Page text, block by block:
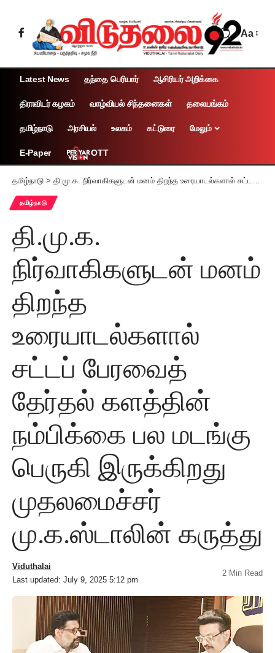
Aa
Latest News தந்தை பெரியார் ஆசிரியர் அறிக்கை
திராவிடர் கழகம் வாழ்வியல் சிந்தனைகள் தலையங்கம்
தமிழ்நாடு அரசியல் உலகம் கட்டுரை மேலும்
E-Paper OTT
தமிழ்நாடு > தி.மு.க. நிர்வாகிகளுடன் மனம் திறந்த உரையாடல்களால் சட்டப் பேரவைத் தேர்தல் களத்தின் நம்பிக்கை பல மடங்கு பெருகி இருக்கிறது முதலமைச்சர் மு.க.ஸ்டாலின் கருத்து
தமிழ்நாடு
தி.மு.க.
நிர்வாகிகளுடன் மனம்
திறந்த
உரையாடல்களால்
சட்டப் பேரவைத்
தேர்தல் களத்தின்
நம்பிக்கை பல மடங்கு
பெருகி இருக்கிறது
முதலமைச்சர்
மு.க.ஸ்டாலின் கருத்து
Last updated: July 9, 2025 5:12 pm
Viduthalai
2 Min Read